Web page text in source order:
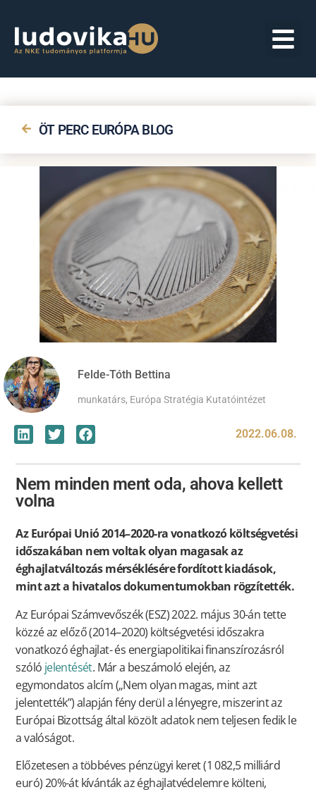
ÖT PERC EURÓPA BLOG
Felde-Tóth Bettina
munkatárs, Európa Stratégia Kutatóintézet
2022.06.08.
Nem minden ment oda, ahova kellett
volna
Az Európai Unió 2014–2020-ra vonatkozó költségvetési
időszakában nem voltak olyan magasak az
éghajlatváltozás mérséklésére fordított kiadások,
mint azt a hivatalos dokumentumokban rögzítették.
Az Európai Számvevőszék (ESZ) 2022. május 30-án tette
közzé az előző (2014–2020) költségvetési időszakra
vonatkozó éghajlat- és energiapolitikai finanszírozásról
szóló jelentését. Már a beszámoló elején, az
egymondatos alcím („Nem olyan magas, mint azt
jelentették”) alapján fény derül a lényegre, miszerint az
Európai Bizottság által közölt adatok nem teljesen fedik le
a valóságot.
Előzetesen a többéves pénzügyi keret (1 082,5 milliárd
euró) 20%-át kívánták az éghajlatvédelemre költeni,